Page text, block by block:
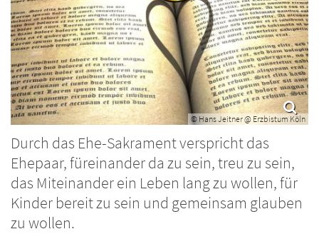
© Hans Jeitner @ Erzbistum Köln
Durch das Ehe-Sakrament verspricht das
Ehepaar, füreinander da zu sein, treu zu sein,
das Miteinander ein Leben lang zu wollen, für
Kinder bereit zu sein und gemeinsam glauben
zu wollen.